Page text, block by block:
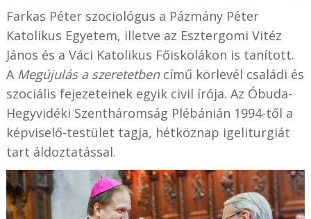
Farkas Péter szociológus a Pázmány Péter
Katolikus Egyetem, illetve az Esztergomi Vitéz
János és a Váci Katolikus Főiskolákon is tanított.
A Megújulás a szeretetbencímű körlevél családi és
szociális fejezeteinek egyik civil írója. Az Óbuda-
Hegyvidéki Szentháromság Plébánián 1994-től a
képviselő-testület tagja, hétköznap igeliturgiát
tart áldoztatással.